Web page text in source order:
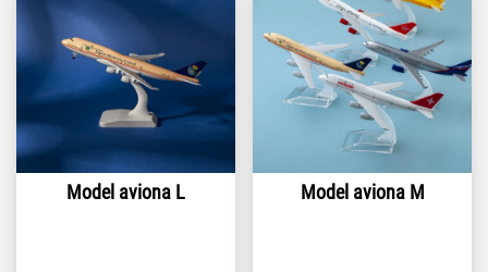
Model aviona L Model aviona M